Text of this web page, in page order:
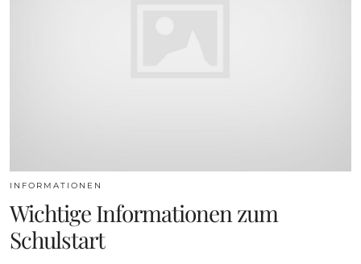
INFORMATIONEN
Wichtige Informationen zum
Schulstart